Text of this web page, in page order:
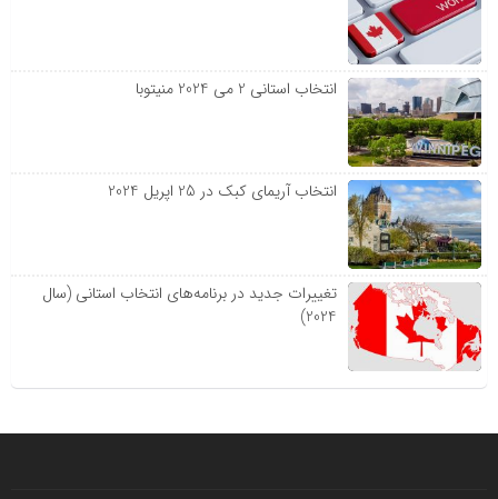
انتخاب استانی 2 می 2024 منیتوبا
انتخاب آریمای کبک در 25 اپریل 2024
تغییرات جدید در برنامه‌های انتخاب استانی (سال
2024)